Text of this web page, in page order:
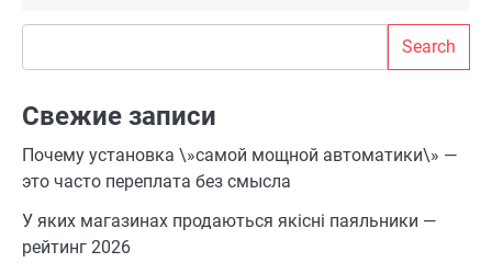
Search
Свежие записи
Почему установка \»самой мощной автоматики\» —
это часто переплата без смысла
У яких магазинах продаються якісні паяльники —
рейтинг 2026